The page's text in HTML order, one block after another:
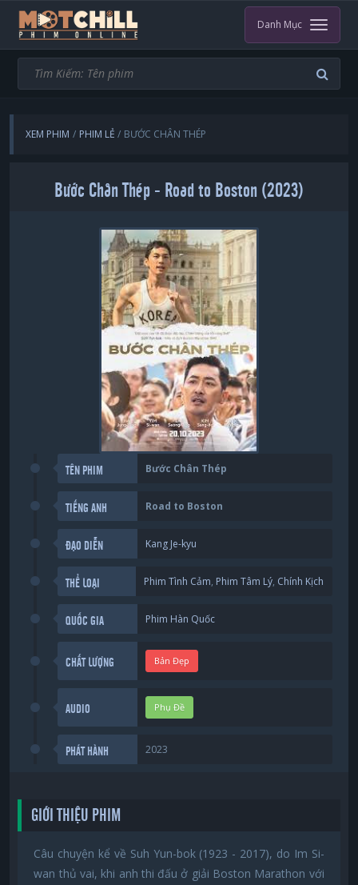
Danh Mục
XEM PHIM PHIM LẺ BƯỚC CHÂN THÉP
Bước Chân Thép - Road to Boston (2023)
TÊN PHIM Bước Chân Thép
TIẾNG ANH Road to Boston
ĐẠO DIỄN Kang Je-kyu
THỂ LOẠI Phim Tình Cảm, Phim Tâm Lý, Chính Kịch
QUỐC GIA Phim Hàn Quốc
CHẤT LƯỢNG Bản Đẹp
AUDIO Phụ Đề
PHÁT HÀNH 2023
GIỚI THIỆU PHIM
Câu chuyện kể về Suh Yun-bok (1923 - 2017), do Im Si-
wan thủ vai, khi anh thi đấu ở giải Boston Marathon với